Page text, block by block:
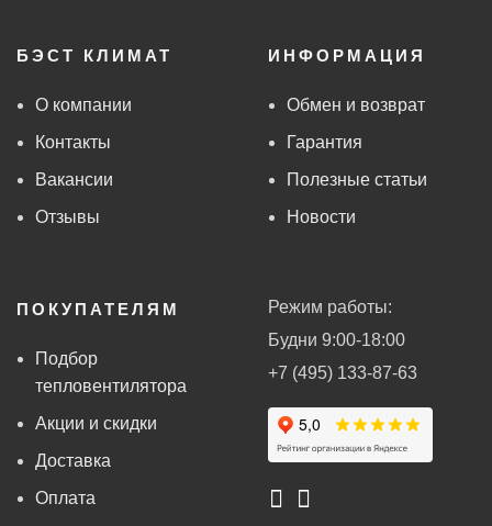
БЭСТ КЛИМАТ
О компании
Контакты
Вакансии
Отзывы
ИНФОРМАЦИЯ
Обмен и возврат
Гарантия
Полезные статьи
Новости
ПОКУПАТЕЛЯМ
Подбор
тепловентилятора
Акции и скидки
Доставка
Оплата
Режим работы:
Будни 9:00-18:00
+7 (495) 133-87-63